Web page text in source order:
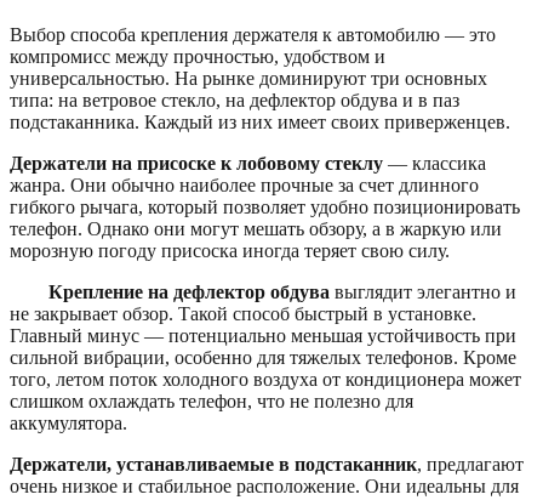
Выбор способа крепления держателя к автомобилю — это
компромисс между прочностью, удобством и
универсальностью. На рынке доминируют три основных
типа: на ветровое стекло, на дефлектор обдува и в паз
подстаканника. Каждый из них имеет своих приверженцев.
Держатели на присоске к лобовому стеклу — классика
жанра. Они обычно наиболее прочные за счет длинного
гибкого рычага, который позволяет удобно позиционировать
телефон. Однако они могут мешать обзору, а в жаркую или
морозную погоду присоска иногда теряет свою силу.
Крепление на дефлектор обдува выглядит элегантно и
не закрывает обзор. Такой способ быстрый в установке.
Главный минус — потенциально меньшая устойчивость при
сильной вибрации, особенно для тяжелых телефонов. Кроме
того, летом поток холодного воздуха от кондиционера может
слишком охлаждать телефон, что не полезно для
аккумулятора.
Держатели, устанавливаемые в подстаканник, предлагают
очень низкое и стабильное расположение. Они идеальны для